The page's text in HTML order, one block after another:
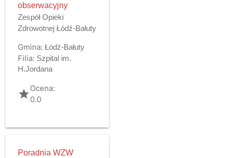
obserwacyjny
Zespół Opieki
Zdrowotnej Łódź-Bałuty
Gmina: Łódź-Bałuty
Filia: Szpital im.
H.Jordana
gradeOcena:
0.0
Poradnia WZW